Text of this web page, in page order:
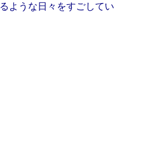
ような日々をすごしてい